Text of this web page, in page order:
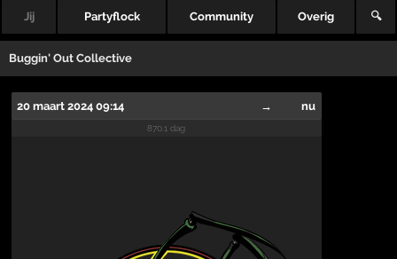
Jij Partyflock Community Overig 🔍
Buggin' Out Collective
20 maart 2024 09:14 → nu
870.1 dag